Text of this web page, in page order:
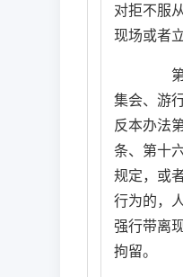
对拒不服
现场或者
第
集会、游
反本办法
条、第十
规定，或
行为的，
强行带离
拘留。